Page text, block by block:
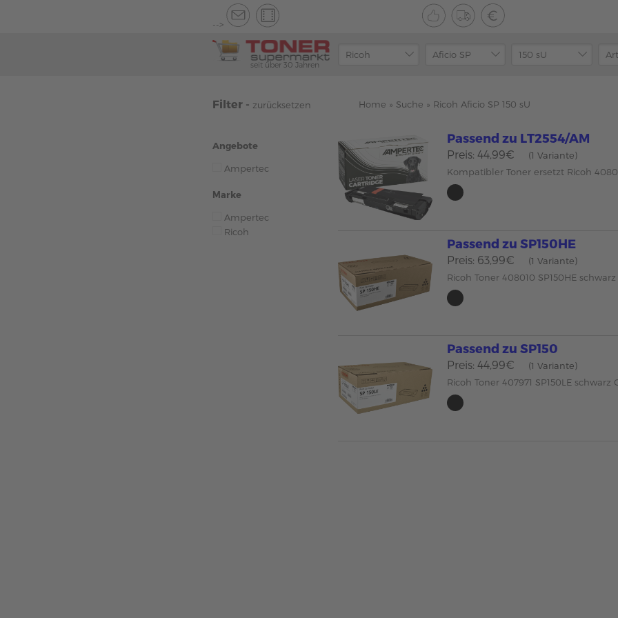
-->
seit über 30 Jahren
Filter - zurücksetzen
Angebote
Ampertec
Marke
Ampertec
Ricoh
Home » Suche » Ricoh Aficio SP 150 sU
Passend zu LT2554/AM
Preis: 44,99€
(1 Variante)
Kompatibler Toner ersetzt Ricoh
Passend zu SP150HE
Preis: 63,99€
(1 Variante)
Ricoh Toner 408010 SP150HE
Passend zu SP150
Preis: 44,99€
(1 Variante)
Ricoh Toner 407971 SP150LE schwarz